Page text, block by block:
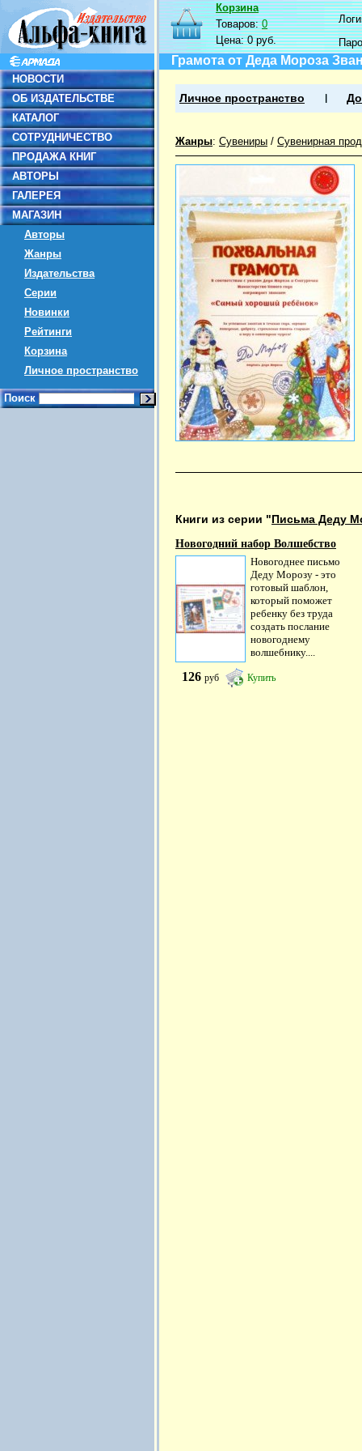
НОВОСТИ
ОБ ИЗДАТЕЛЬСТВЕ
КАТАЛОГ
СОТРУДНИЧЕСТВО
ПРОДАЖА КНИГ
АВТОРЫ
ГАЛЕРЕЯ
МАГАЗИН
Авторы
Жанры
Издательства
Серии
Новинки
Рейтинги
Корзина
Личное пространство
Поиск
Корзина
Товаров:0
Цена:0 руб.
Грамота от Деда Мороза
Личное пространство
Жанры: Сувениры / Сувенирная
Книги из серии "Письма Деду
Новогодний набор Волшебство
Новогоднее письмо
Деду Морозу - это
готовый шаблон,
который поможет
ребенку без труда
создать послание
новогоднему
волшебнику....
126 руб Купить